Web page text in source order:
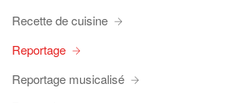
Recette de cuisine
Reportage
Reportage musicalisé